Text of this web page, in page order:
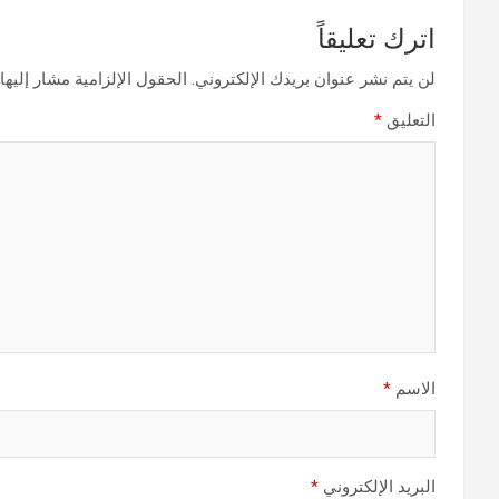
اترك تعليقاً
لن يتم نشر عنوان بريدك الإلكتروني. الحقول الإلزامية مشار
التعليق *
الاسم *
البريد الإلكتروني *